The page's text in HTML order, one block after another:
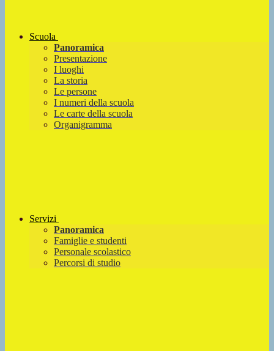
Scuola
Panoramica
Presentazione
I luoghi
La storia
Le persone
I numeri della scuola
Le carte della scuola
Organigramma
Servizi
Panoramica
Famiglie e studenti
Personale scolastico
Percorsi di studio